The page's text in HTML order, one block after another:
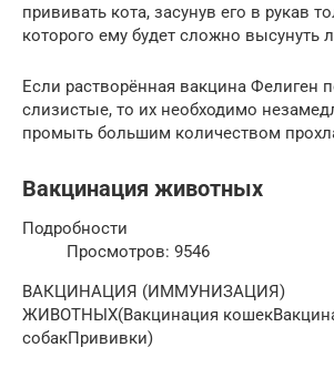
прививать кота, засунув его в рукав
которого ему будет сложно высунуть
Если растворённая вакцина Фелиген
слизистые, то их необходимо
промыть большим количеством
Вакцинация животных
Подробности
Просмотров: 9546
ВАКЦИНАЦИЯ (ИММУНИЗАЦИЯ)
ЖИВОТНЫХ(Вакцинация
собакПрививки)